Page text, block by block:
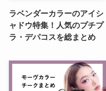
ラベンダーカラーのアイシ
ャドウ特集！人気のプチプ
ラ・デパコスを総まとめ